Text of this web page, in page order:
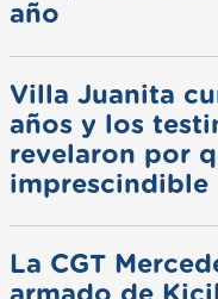
año
Villa Juanita
años y los
revelaron por
imprescindible
La CGT